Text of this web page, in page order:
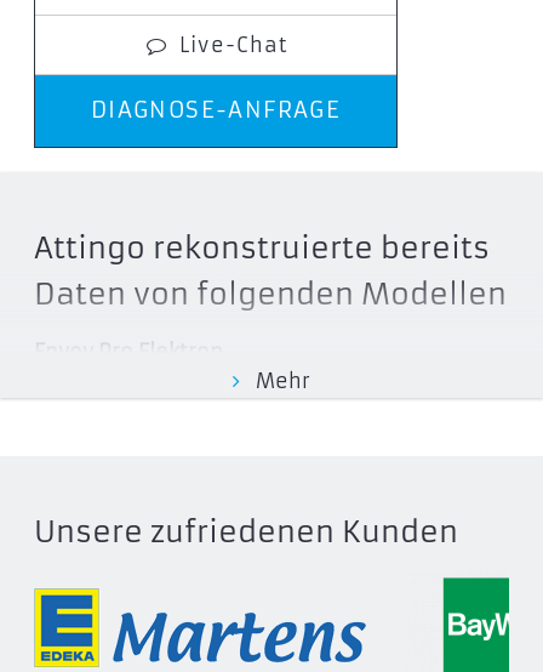
Live-Chat
DIAGNOSE-ANFRAGE
Attingo rekonstruierte bereits
Daten von folgenden Modellen
Envoy Pro Elektron
OWCENVPK04
OWCTB3ENVPRC02
OWCTB3ENVPRC10
Mehr
Unsere zufriedenen Kunden